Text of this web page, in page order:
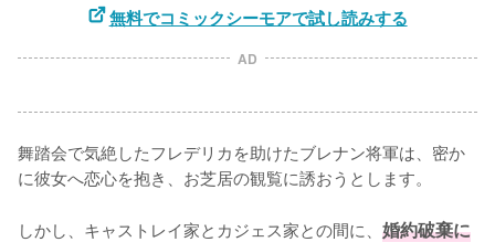
無料でコミックシーモアで試し読みする
AD
舞踏会で気絶したフレデリカを助けたブレナン将軍は、密か
に彼女へ恋心を抱き、お芝居の観覧に誘おうとします。
しかし、キャストレイ家とカジェス家との間に、 婚約破棄に